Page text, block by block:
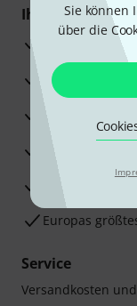
Sie können
über die
Ihre Vorteile
3 Jahre
30 Tage
Beratung
Europas
Service
Versandkosten